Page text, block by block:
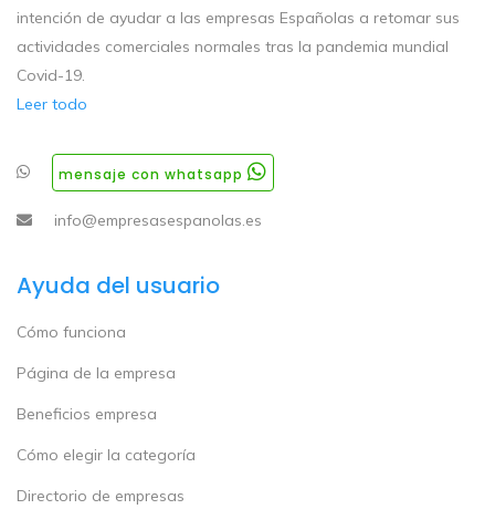
intención de ayudar a las empresas Españolas a retomar sus
actividades comerciales normales tras la pandemia mundial
Covid-19.
Leer todo
mensaje con whatsapp
info@empresasespanolas.es
Ayuda del usuario
Cómo funciona
Página de la empresa
Beneficios empresa
Cómo elegir la categoría
Directorio de empresas